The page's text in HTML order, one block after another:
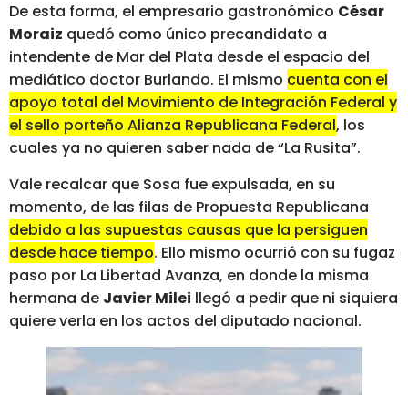
De esta forma, el empresario gastronómico César
Moraiz quedó como único precandidato a
intendente de Mar del Plata desde el espacio del
mediático doctor Burlando. El mismo cuenta con el
apoyo total del Movimiento de Integración Federal y
el sello porteño Alianza Republicana Federal, los
cuales ya no quieren saber nada de “La Rusita”.
Vale recalcar que Sosa fue expulsada, en su
momento, de las filas de Propuesta Republicana
debido a las supuestas causas que la persiguen
desde hace tiempo. Ello mismo ocurrió con su fugaz
paso por La Libertad Avanza, en donde la misma
hermana de Javier Milei llegó a pedir que ni siquiera
quiere verla en los actos del diputado nacional.